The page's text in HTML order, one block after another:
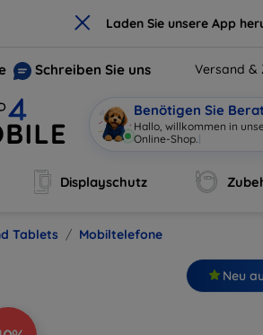
× Laden Sie unsere App
Schreiben Sie uns Versand &
Benötigen Sie
Hallo, willkommen in
Online-Shop |
Displayschutz
Tablets Mobiltelefone
Neu